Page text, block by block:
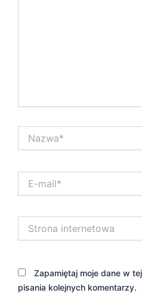
mail*
internetowa
Zapamiętaj moje dane w
pisania kolejnych komentarzy.